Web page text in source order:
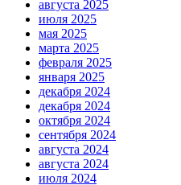
августа 2025
июля 2025
мая 2025
марта 2025
февраля 2025
января 2025
декабря 2024
декабря 2024
октября 2024
сентября 2024
августа 2024
августа 2024
июля 2024